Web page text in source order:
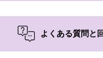
よくある質問と